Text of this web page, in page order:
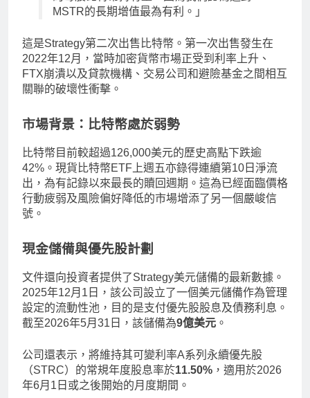
MSTR的長期增值最為有利。」
這是Strategy第二次出售比特幣。第一次出售發生在
2022年12月，當時加密貨幣市場正受到利率上升、
FTX崩潰以及貸款機構、交易公司和避險基金之間相互
關聯的破壞性衝擊。
市場背景：比特幣處於弱勢
比特幣目前較超過126,000美元的歷史高點下跌逾
42%。現貨比特幣ETF上週五亦錄得連續第10日淨流
出，為有記錄以來最長的贖回週期。這為已經面臨價格
行動疲弱及風險偏好降低的市場增添了另一個嚴峻信
號。
現金儲備與優先股計劃
文件還向投資者提供了Strategy美元儲備的最新數據。
2025年12月1日，該公司設立了一個美元儲備作為管理
設定的流動性池，目的是支付優先股股息及債務利息。
截至2026年5月31日，該儲備為9億美元 。
公司還表示，將維持其可變利率A系列永續優先股
（STRC）的常規年度股息率於11.50% ，適用於2026
年6月1日或之後開始的月度期間。